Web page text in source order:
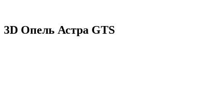
3D Опель Астра GTS